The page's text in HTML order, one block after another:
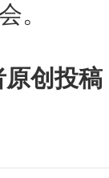
。
原创投